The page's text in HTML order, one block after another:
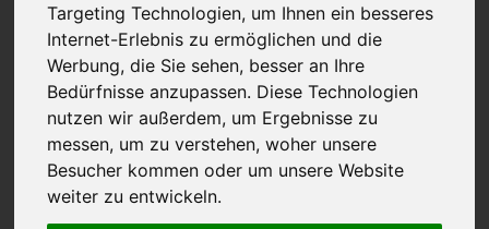
Targeting Technologien, um Ihnen ein besseres
Internet-Erlebnis zu ermöglichen und die
Werbung, die Sie sehen, besser an Ihre
Bedürfnisse anzupassen. Diese Technologien
nutzen wir außerdem, um Ergebnisse zu
messen, um zu verstehen, woher unsere
Besucher kommen oder um unsere Website
weiter zu entwickeln.